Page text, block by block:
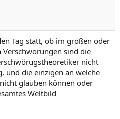
Tag statt, ob im großen oder
Verschwörungen sind die
nicht
und die einzigen an welche
glauben können oder
Weltbild